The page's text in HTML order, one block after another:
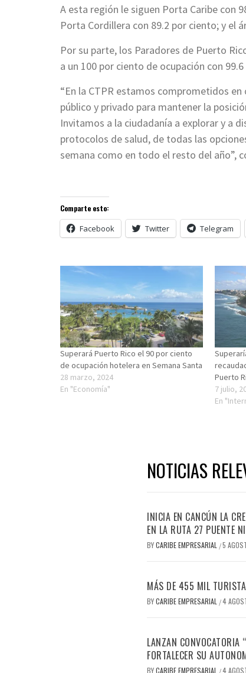
A esta región le siguen Porta Caribe con
Porta Cordillera con 89.2 por ciento; y el
Por su parte, los Paradores de Puerto
a un 100 por ciento de ocupación con
“En la CTPR estamos comprometidos
público y privado para mantener la
Invitamos a la ciudadanía a explorar y a
protocolos de salud, de todas las
semana como en todo el resto del año”,
Comparte esto:
Facebook Twitter Telegram
Superará Puerto Rico el 90 por ciento
de ocupación hotelera en Semana Santa
28 marzo, 2024
En "Economía"
Puerto
7 julio,
En
NOTICIAS
INICIA EN CANCÚN LA
EN LA RUTA 27 PUENTE
BYCARIBE EMPRESARIAL /5
MÁS DE 455 MIL
BYCARIBE EMPRESARIAL /4
LANZAN CONVOCATORIA
FORTALECER SU
BYCARIBE EMPRESARIAL /4